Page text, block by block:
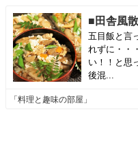
五目飯と言
れずに・・
い！！と思
後混...
「料理と趣味の部屋」